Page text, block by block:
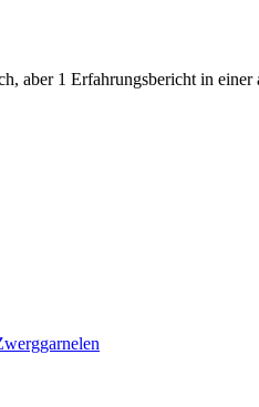
aber 1 Erfahrungsbericht in einer